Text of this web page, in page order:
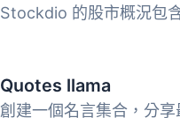
Quotes llama